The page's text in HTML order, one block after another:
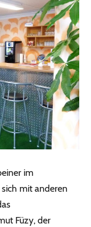
im
mit anderen
Füzy, der